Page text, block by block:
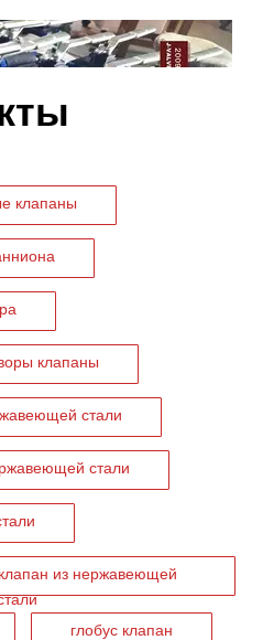
Кованые трехкомпонентные шаровые краны в комплексном цехе | J-VALVES Производственная мощь и производственные преимущества
трехсоставных шаровых
клапаны
клапаны
стали
стали
из нержавеющей
глобус клапан